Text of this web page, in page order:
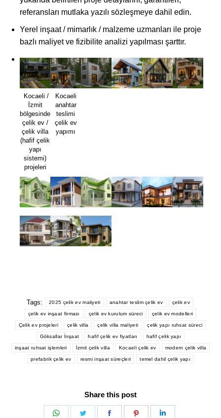
referansları mutlaka yazılı sözleşmeye dahil edin.
Yerel inşaat / mimarlık / malzeme uzmanları ile proje
bazlı maliyet ve fizibilite analizi yapılması şarttır.
Kocaeli /
İzmit
bölgesinde
çelik ev /
çelik villa
(hafif çelik
yapı
sistemi)
projeleri
Kocaeli
anahtar
teslimi
çelik ev
yapımı
Tags: 2025 çelik ev maliyeti anahtar teslim çelik ev çelik ev
çelik ev inşaat firması çelik ev kurulum süreci çelik ev modelleri
Çelik ev projeleri çelik villa çelik villa maliyeti çelik yapı ruhsat süreci
Göksallar İnşaat hafif çelik ev fiyatları hafif çelik yapı
inşaat ruhsat işlemleri İzmit çelik villa Kocaeli çelik ev modern çelik villa
prefabrik çelik ev resmi inşaat süreçleri temel dahil çelik yapı
Share this post
Share
Share
Share
Share